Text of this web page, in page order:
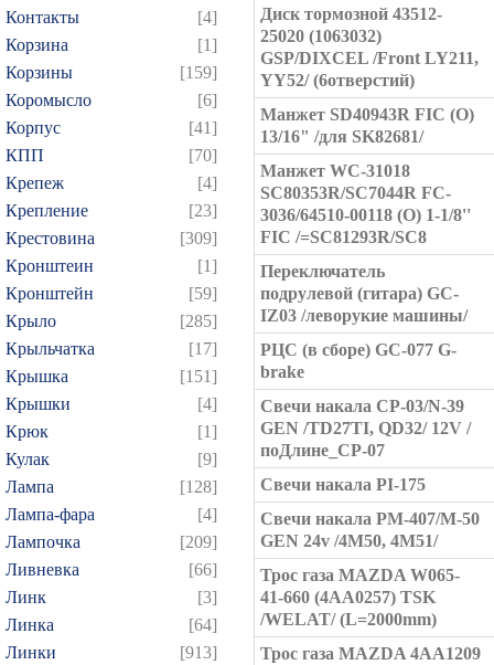
Контакты
[4]
Корзина
[1]
Корзины
[159]
Коромысло
[6]
Корпус
[41]
КПП
[70]
Крепеж
[4]
Крепление
[23]
Крестовина
[309]
Кронштеин
[1]
Кронштейн
[59]
Крыло
[285]
Крыльчатка
[17]
Крышка
[151]
Крышки
[4]
Крюк
[1]
Кулак
[9]
Лампа
[128]
Лампа-фара
[4]
Лампочка
[209]
Ливневка
[66]
Линк
[3]
Линка
[64]
Линки
[913]
Диск тормозной 43512-
25020 (1063032)
GSP/DIXCEL /Front LY211,
YY52/ (6отверстий)
Манжет SD40943R FIC (O)
13/16" /для SK82681/
Манжет WC-31018
SC80353R/SC7044R FC-
3036/64510-00118 (O) 1-1/8''
FIC /=SC81293R/SC8
Переключатель
подрулевой (гитара) GC-
IZ03 /леворукие машины/
РЦC (в сборе) GC-077 G-
brake
Свечи накала CP-03/N-39
GEN /TD27TI, QD32/ 12V /
поДлине_CP-07
Свечи накала PI-175
Свечи накала PM-407/M-50
GEN 24v /4M50, 4M51/
Трос газа MAZDA W065-
41-660 (4AA0257) TSK
/WELAT/ (L=2000mm)
Трос газа MAZDA 4AA1209